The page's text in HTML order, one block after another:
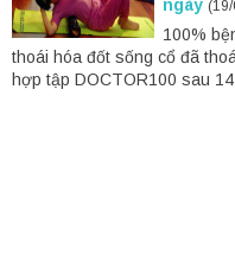
ngày
100%
thoái hóa đốt sống cổ đã
hợp tập DOCTOR100 sau